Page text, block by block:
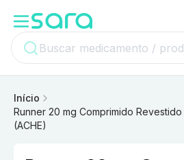
Início
Runner 20 mg Comprimido Revestido
(ACHE)